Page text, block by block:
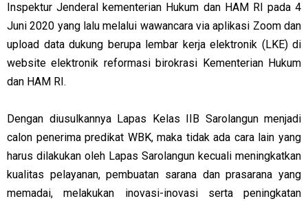
Inspektur Jenderal kementerian Hukum dan HAM RI pada 4
Juni 2020 yang lalu melalui wawancara via aplikasi Zoom dan
upload data dukung berupa lembar kerja elektronik (LKE) di
website elektronik reformasi birokrasi Kementerian Hukum
dan HAM RI.
Dengan diusulkannya Lapas Kelas IIB Sarolangun menjadi
calon penerima predikat WBK, maka tidak ada cara lain yang
harus dilakukan oleh Lapas Sarolangun kecuali meningkatkan
kualitas pelayanan, pembuatan sarana dan prasarana yang
memadai, melakukan inovasi-inovasi serta peningkatan